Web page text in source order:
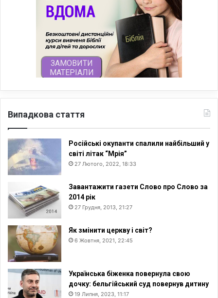
Випадкова стаття
Російські окупанти спалили найбільший у
світі літак “Мрія”
27 Лютого, 2022, 18:33
Завантажити газети Слово про Слово за
2014 рік
27 Грудня, 2013, 21:27
Як змінити церкву і світ?
6 Жовтня, 2021, 22:45
Українська біженка повернула свою
дочку: бельгійський суд повернув дитину
19 Липня, 2023, 11:17